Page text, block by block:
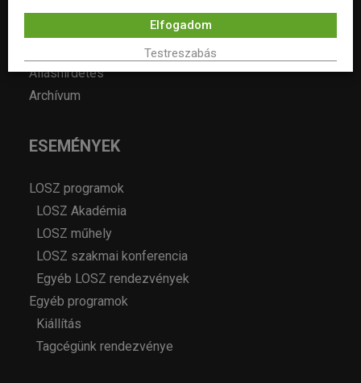
Év lakberendezője pályázatok
Álláshirdetés
Archívum
ESEMÉNYEK
LOSZ programok
LOSZ Akadémia
LOSZ műhely
LOSZ szakmai konferencia
Egyéb LOSZ rendezvények
Egyéb programok
Kiállítás
Tagcégünk rendezvénye
Testreszabás
Elfogadom